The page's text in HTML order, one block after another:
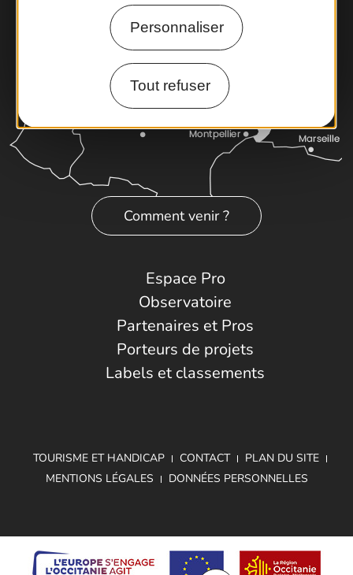
Personnaliser
Tout refuser
Comment venir ?
Espace Pro
Observatoire
Partenaires et Pros
Porteurs de projets
Labels et classements
TOURISME ET HANDICAP CONTACT
PLAN DU SITE
MENTIONS LÉGALES
DONNÉES PERSONNELLES